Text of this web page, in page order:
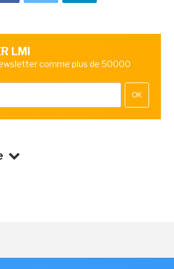
LMI
comme plus de 50000
OK